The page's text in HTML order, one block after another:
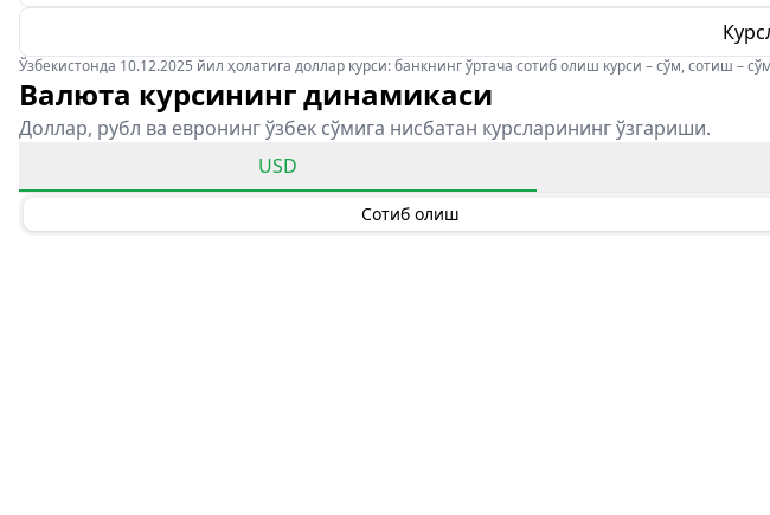
Ўзбекистонда 10.12.2025 йил ҳолатига доллар курси: банкнинг ўртача сотиб олиш курси – сўм, сотиш –
Валюта курсининг динамикаси
Доллар, рубл ва евронинг ўзбек сўмига нисбатан курсларининг ўзгариши.
USD
Сотиб олиш